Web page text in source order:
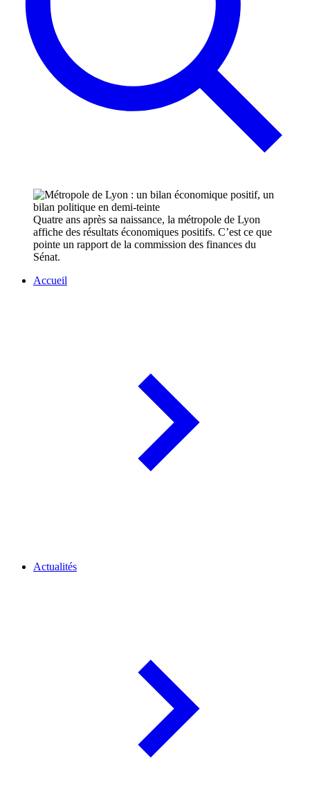
Quatre ans après sa naissance, la métropole de Lyon
affiche des résultats économiques positifs. C’est ce que
pointe un rapport de la commission des finances du
Sénat.
Accueil
Actualités